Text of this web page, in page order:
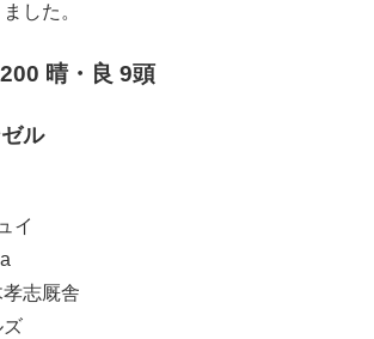
した。
晴・良 9頭
ル
イ
志厩舎
ズ